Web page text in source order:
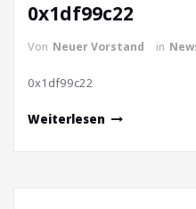
0x1df99c22
Von Neuer Vorstand in
0x1df99c22
Weiterlesen